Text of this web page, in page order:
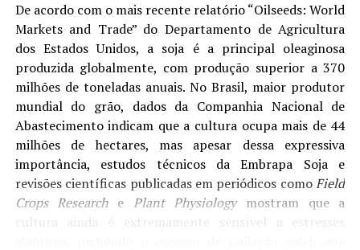
oferta de água e a disponibilidade de forragem nativa
determinam diretamente a capacidade de manutenção
dos rebanhos.
Nas forragens, a atenção deve se concentrar em três
frentes:
– Produção de pasto durante a transição seca-águas,
especialmente no Centro-Oeste e Sudeste;
– Qualidade, disponibilidade e valor de mercado de
forragens conservadas, seja por fermentação (silagens),
De acordo com o mais recente relatório “Oilseeds: World
Markets and Trade” do Departamento de Agricultura
dos Estados Unidos, a soja é a principal oleaginosa
produzida globalmente, com produção superior a 370
milhões de toneladas anuais. No Brasil, maior produtor
mundial do grão, dados da Companhia Nacional de
Abastecimento indicam que a cultura ocupa mais de 44
milhões de hectares, mas apesar dessa expressiva
importância, estudos técnicos da Embrapa Soja e
revisões científicas publicadas em periódicos comoField
Crops Researche Plant Physiologymostram que a
cultura ainda é extremamente sensível a estresses